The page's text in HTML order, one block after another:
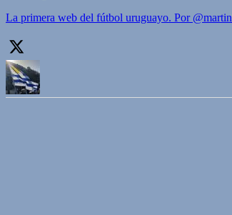
La primera web del fútbol uruguayo. Por